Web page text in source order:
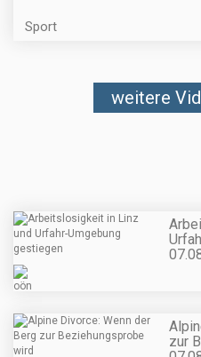
Sport
weitere
zur